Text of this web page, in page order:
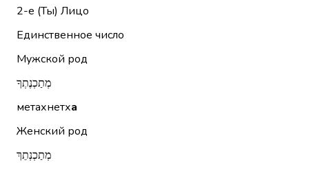
2-е (Ты) Лицо
Единственное число
Мужской род
מְתַכְנֶתְךָ
метахнетха
Женский род
מְתַכְנְתֵךְ